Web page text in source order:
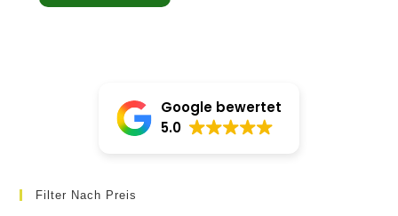
Google bewertet
5.0
Filter Nach Preis